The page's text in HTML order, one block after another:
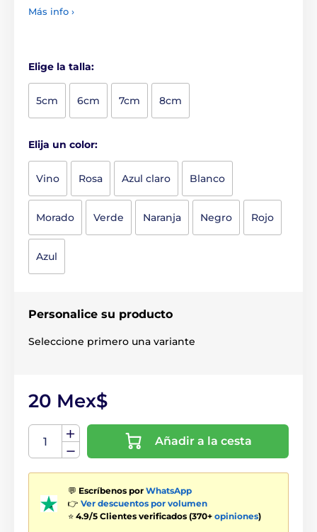
Más info ›
Elige la talla:
5cm 6cm 7cm 8cm
Elija un color:
Vino Rosa Azul claro Blanco
Morado Verde Naranja Negro Rojo
Azul
Personalice su producto
Seleccione primero una variante
20 Mex$
Añadir a la cesta
💬 Escríbenos por WhatsApp
👉 Ver descuentos por volumen
⭐ 4.9/5 Clientes verificados (370+ opiniones)